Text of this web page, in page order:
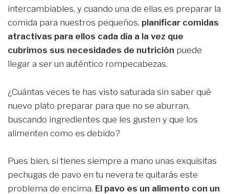
intercambiables, y cuando una de ellas es preparar la
comida para nuestros pequeños, planificar comidas
atractivas para ellos cada día a la vez que
cubrimos sus necesidades de nutrición puede
llegar a ser un auténtico rompecabezas.
¿Cuántas veces te has visto saturada sin saber qué
nuevo plato preparar para que no se aburran,
buscando ingredientes que les gusten y que los
alimenten como es debido?
Pues bien, si tienes siempre a mano unas exquisitas
pechugas de pavo en tu nevera te quitarás este
problema de encima. El pavo es un alimento con un